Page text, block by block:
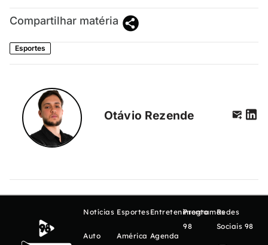
Compartilhar matéria
Esportes
Otávio Rezende
Notícias
Auto
Esportes
América
Entretenimento
Agenda
Programas
98
Redes
Sociais 98